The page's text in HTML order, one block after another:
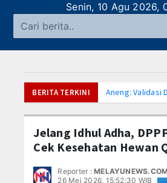
LAPORAN UTAMA
INTERNASIONAL
KEPRI
TANAH DELI
Senin, 10 Agu 2026,
BERITA TERKINI
Aneng: Validasi
Bupati
Wakil Bupati
Jelang Idhul Adha,
Cek Kesehatan Hewan
Reporter :
26 Mei 2026, 15:52:30 WIB